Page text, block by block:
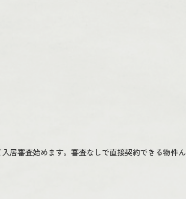
居審査始めます。審査なしで直接契約できる物件ん